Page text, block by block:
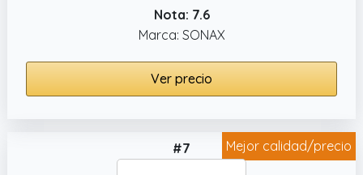
Nota: 7.6
Marca: SONAX
Ver precio
Mejor calidad/precio
#7